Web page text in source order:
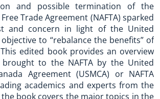
and possible termination of the
Trade Agreement (NAFTA) sparked
and concern in light of the United
objective to “rebalance the benefits” of
edited book provides an overview
to the NAFTA by the United
Agreement (USMCA) or NAFTA
academics and experts from the
book covers the major topics in the